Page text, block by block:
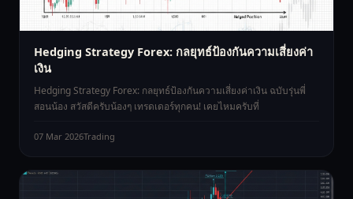
Hedging Strategy Forex: กลยุทธ์ป้องกันความเสี่ยงค่า
เงิน
Hedging Strategy Forex: กลยุทธ์ป้องกันความเสี่ยงค่าเงิน ฉบับรุ่นพี่
สอนน้อง สวัสดีครับน้องๆ เทรดเดอร์ทุกคน! เคยไหมครับที่
07 Mar 2026Trading